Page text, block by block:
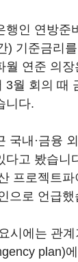
행인 연방준
) 기준금리
월 연준 의
3월 회의 때
니다.
국내·금융
다고 봤습니
프로젝트
으로 언급했
시에는 관
plan)